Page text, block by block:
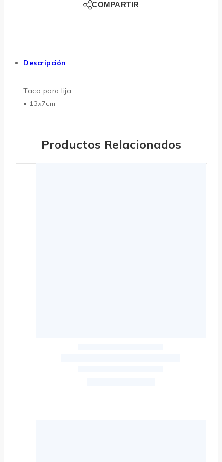
COMPARTIR
Descripción
Taco para lija
• 13x7cm
Productos Relacionados